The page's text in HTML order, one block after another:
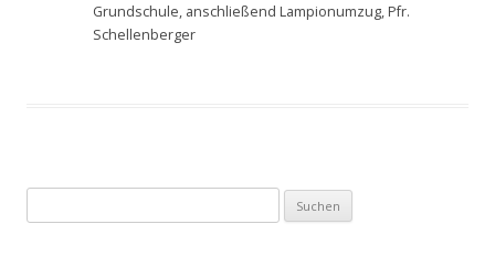
Grundschule, anschließend Lampionumzug, Pfr.
Schellenberger
nach: